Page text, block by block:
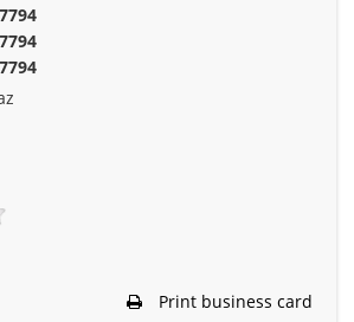
Print business card